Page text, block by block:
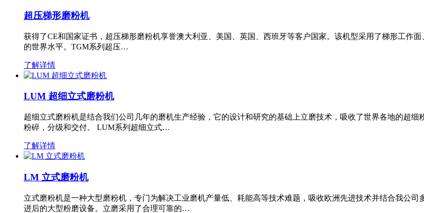
超压梯形磨粉机
获得了CE和国家证书，超压梯形磨粉机享誉澳大利亚、美国、英国、西班牙等客户国家。该机型采用了梯形工作
的世界水平。TGM系列超压…
了解详情
LUM 超细立式磨粉机
超细立式磨粉机是结合我们公司几年的磨机生产经验，它的设计和研究的基础上立磨技术，吸收了世界各地的超
粉碎，分级和交付。 LUM系列超细立式…
了解详情
LM 立式磨粉机
立式磨粉机是一种大型磨粉机，专门为解决工业磨机产量低、耗能高等技术难题，吸收欧洲先进技术并结合我公
进后的大型粉磨设备。立磨采用了合理可靠的…